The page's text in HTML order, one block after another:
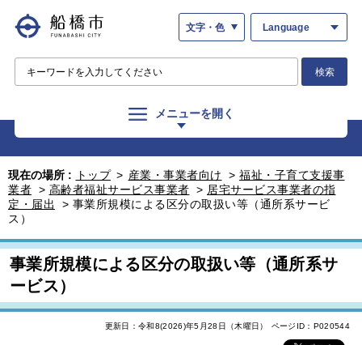
文字・色 Language
検索
メニューを開く
現在の場所 : トップ > 産業・事業者向け > 福祉・子育て支援事
業者 > 高齢者福祉サービス事業者 > 居宅サービス事業者の指
定・届出
> 事業所規模による区分の取扱い等（通所系サービ
ス）
事業所規模による区分の取扱い等（通所系サ
ービス）
更新日：令和8(2026)年5月28日（木曜日） ページID：P020544